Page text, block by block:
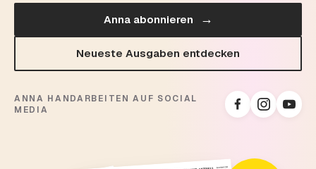
Anna abonnieren →
Neueste Ausgaben entdecken
ANNA HANDARBEITEN AUF SOCIAL
MEDIA